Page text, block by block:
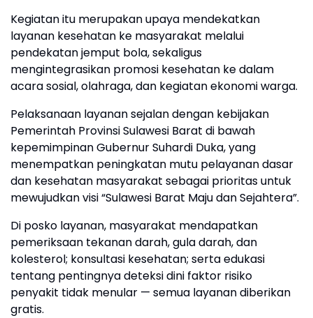
Kegiatan itu merupakan upaya mendekatkan
layanan kesehatan ke masyarakat melalui
pendekatan jemput bola, sekaligus
mengintegrasikan promosi kesehatan ke dalam
acara sosial, olahraga, dan kegiatan ekonomi warga.
Pelaksanaan layanan sejalan dengan kebijakan
Pemerintah Provinsi Sulawesi Barat di bawah
kepemimpinan Gubernur Suhardi Duka, yang
menempatkan peningkatan mutu pelayanan dasar
dan kesehatan masyarakat sebagai prioritas untuk
mewujudkan visi “Sulawesi Barat Maju dan Sejahtera”.
Di posko layanan, masyarakat mendapatkan
pemeriksaan tekanan darah, gula darah, dan
kolesterol; konsultasi kesehatan; serta edukasi
tentang pentingnya deteksi dini faktor risiko
penyakit tidak menular — semua layanan diberikan
gratis.